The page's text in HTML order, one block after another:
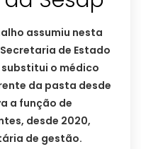
assumiu nesta
de Estado
substitui o médico
da pasta desde
a função de
desde 2020,
de gestão.